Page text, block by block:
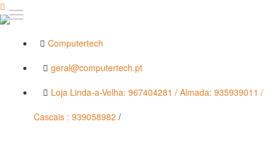
Computertech
geral@computertech.pt
Loja Linda-a-Velha: 967404281 / Almada: 935939011 /
Cascais : 939058982 /